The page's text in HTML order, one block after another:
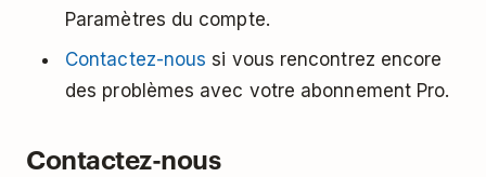
Paramètres du compte.
Contactez-nous si vous rencontrez encore
des problèmes avec votre abonnement Pro.
Contactez-nous